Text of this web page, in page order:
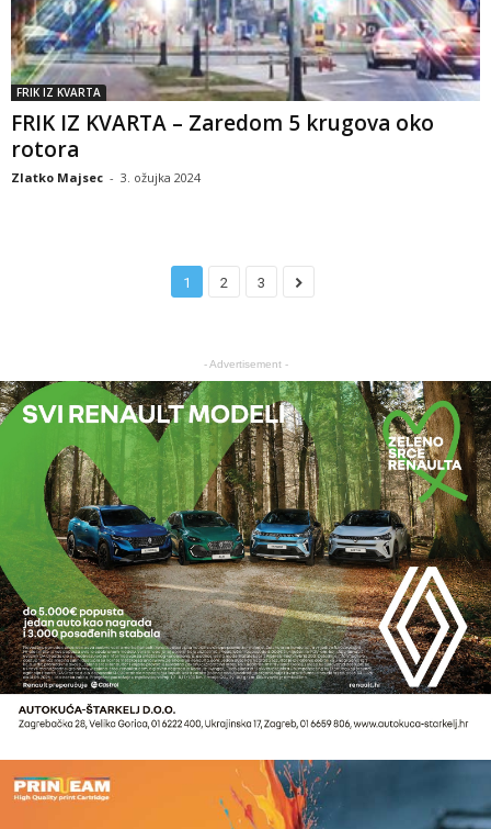
FRIK IZ KVARTA
FRIK IZ KVARTA – Zaredom 5 krugova oko
rotora
Zlatko Majsec - 3. ožujka 2024
1 2 3
- Advertisement -